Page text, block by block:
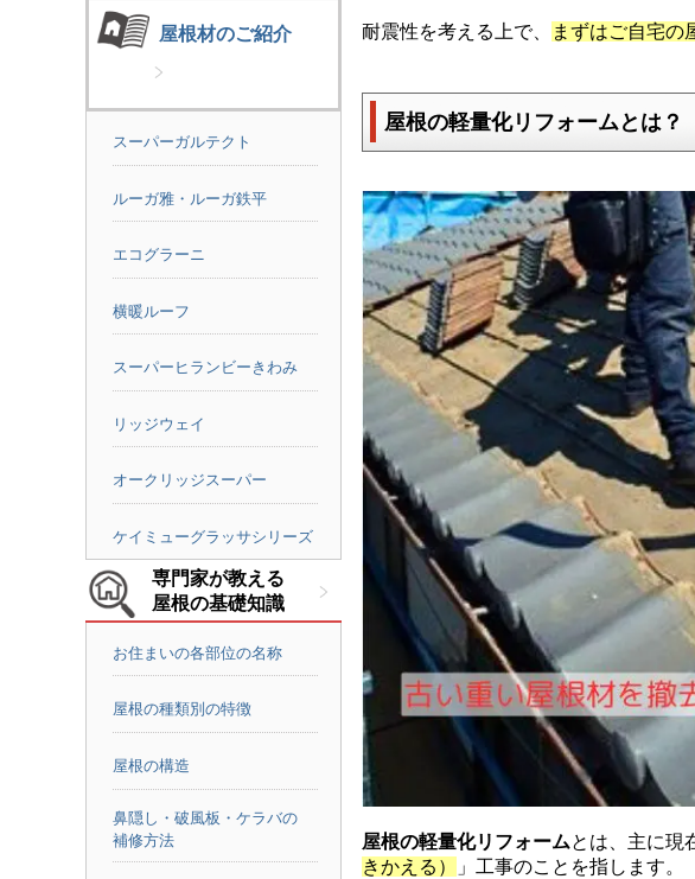
屋根材のご紹介
スーパーガルテクト
ルーガ雅・ルーガ鉄平
エコグラーニ
横暖ルーフ
スーパーヒランビーきわみ
リッジウェイ
オークリッジスーパー
ケイミューグラッサシリーズ
専門家が教える
屋根の基礎知識
お住まいの各部位の名称
屋根の種類別の特徴
屋根の構造
鼻隠し・破風板・ケラバの
補修方法
耐震性を考える上で、 まずはご自宅の
屋根の軽量化リフォームとは？
屋根の軽量化リフォームとは、主に現
きかえる）
」工事のことを指します。